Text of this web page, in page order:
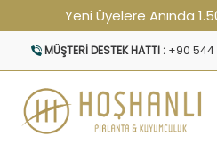
Yeni Üyelere Anında
MÜŞTERI DESTEK HATTI : +90 544